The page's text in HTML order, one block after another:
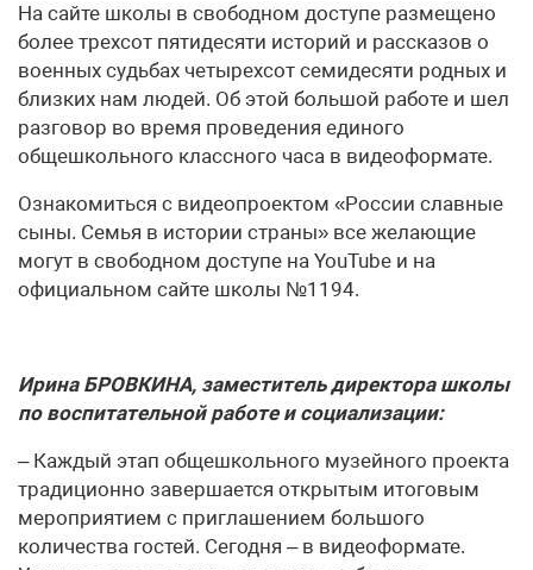
На сайте школы в свободном доступе размещено
более трехсот пятидесяти историй и рассказов о
военных судьбах четырехсот семидесяти родных и
близких нам людей. Об этой большой работе и шел
разговор во время проведения единого
общешкольного классного часа в видеоформате.
Ознакомиться с видеопроектом «России славные
сыны. Семья в истории страны» все желающие
могут в свободном доступе на YouTube и на
официальном сайте школы №1194.
Ирина БРОВКИНА, заместитель директора школы
по воспитательной работе и социализации:
– Каждый этап общешкольного музейного проекта
традиционно завершается открытым итоговым
мероприятием с приглашением большого
количества гостей. Сегодня – в видеоформате.